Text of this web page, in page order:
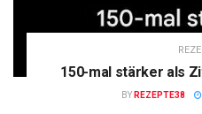
150-mal stärker als
BY REZEPTE38